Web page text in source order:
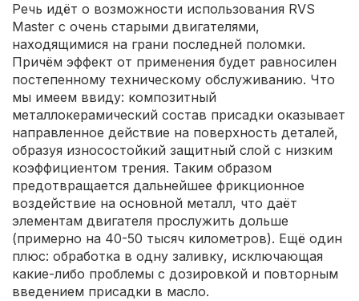
Речь идёт о возможности использования RVS
Master с очень старыми двигателями,
находящимися на грани последней поломки.
Причём эффект от применения будет равносилен
постепенному техническому обслуживанию. Что
мы имеем ввиду: композитный
металлокерамический состав присадки оказывает
направленное действие на поверхность деталей,
образуя износостойкий защитный слой с низким
коэффициентом трения. Таким образом
предотвращается дальнейшее фрикционное
воздействие на основной металл, что даёт
элементам двигателя прослужить дольше
(примерно на 40-50 тысяч километров). Ещё один
плюс: обработка в одну заливку, исключающая
какие-либо проблемы с дозировкой и повторным
введением присадки в масло.